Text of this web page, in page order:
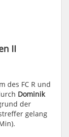
II
des FC R und
Dominik
der
gelang